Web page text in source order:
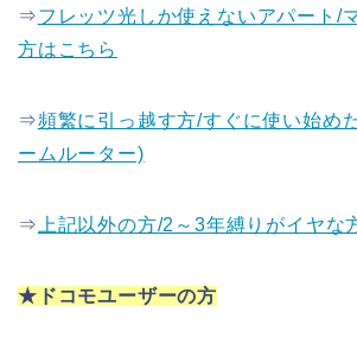
⇒フレッツ光しか使えないアパート/
方はこちら
⇒頻繁に引っ越す方/すぐに使い始め
ームルーター)
⇒ 上記以外の方/2～3年縛りがイヤな
★ドコモユーザーの方